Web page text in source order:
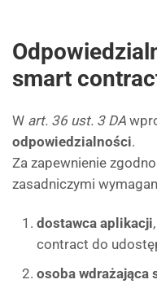
smart
W art. 36 ust. 3 DA
odpowiedzialności.
Za zapewnienie
zasadniczymi
dostawca aplikacji
contract do
osoba wdrażająca